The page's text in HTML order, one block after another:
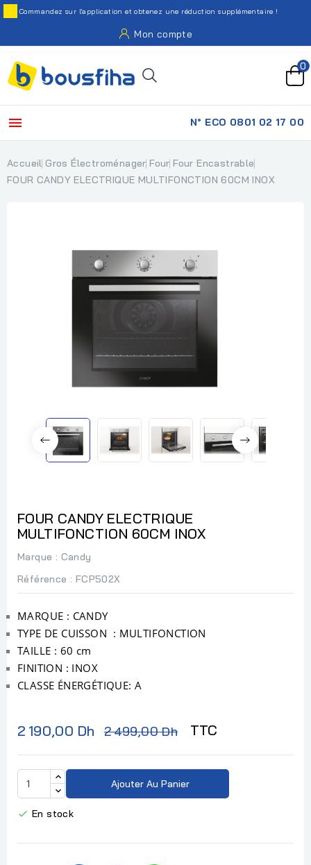
Commandez sur l'application et obtenez une réduction supplémentaire !
Mon compte
0
 N° ECO 0801 02 17 00
Accueil Gros Électroménager Four Four Encastrable
FOUR CANDY ELECTRIQUE MULTIFONCTION 60CM INOX
FOUR CANDY ELECTRIQUE
MULTIFONCTION 60CM INOX
Marque : Candy
Référence : FCP502X
MARQUE : CANDY
TYPE DE CUISSON : MULTIFONCTION
TAILLE : 60 cm
FINITION : INOX
CLASSE ÉNERGÉTIQUE: A
2 190,00 Dh 2 499,00 Dh TTC
Ajouter Au Panier
 En stock